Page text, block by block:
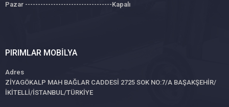
Pazar ----------------------------------Kapalı
PIRIMLAR MOBILYA
Adres
ZİYAGÖKALP MAH BAĞLAR CADDESİ 2725 SOK NO:7/A BAŞAKŞEHİR/
İKİTELLİ/İSTANBUL/TÜRKİYE